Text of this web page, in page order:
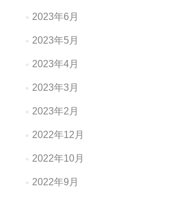
2023年6月
2023年5月
2023年4月
2023年3月
2023年2月
2022年12月
2022年10月
2022年9月